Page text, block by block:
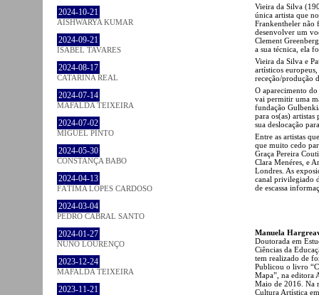
2024-10-21
AISHWARYA KUMAR
2024-09-21
ISABEL TAVARES
2024-08-17
CATARINA REAL
2024-07-14
MAFALDA TEIXEIRA
2024-07-02
MIGUEL PINTO
2024-05-30
CONSTANÇA BABO
2024-04-13
FÁTIMA LOPES CARDOSO
2024-03-04
PEDRO CABRAL SANTO
2024-01-27
NUNO LOURENÇO
2023-12-24
MAFALDA TEIXEIRA
2023-11-21
Vieira da Silva
única artista que
Frankentheler não
desenvolver um
Clement
a sua técnica, ela
Vieira da Silva e
artísticos
receção/produção
O aparecimento
vai permitir uma
fundação
para os(as)
sua deslocação
Entre as artistas
que muito cedo
Graça Pereira
Clara Menéres, e
Londres. As
canal privilegiado
de escassa
Manuela
Doutorada em
Ciências da
tem realizado de
Publicou o livro
Mapa”, na editora
Maio de 2016. Na
Cultura Artística